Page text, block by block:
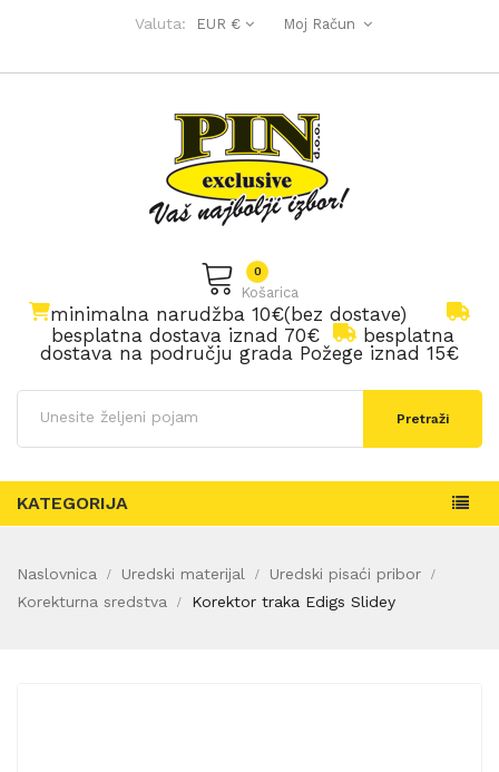
Valuta: EUR € Moj Račun
Košarica
0
minimalna narudžba 10€(bez dostave)
besplatna dostava iznad 70€
besplatna
dostava na području grada Požege iznad 15€
Pretraži
KATEGORIJA
Naslovnica Uredski materijal
Uredski pisaći pribor
Korekturna sredstva
Korektor traka Edigs Slidey